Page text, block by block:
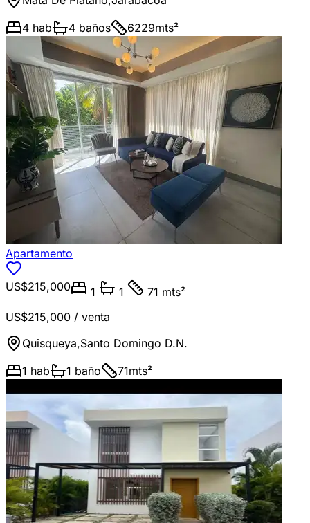
4 hab 4 baños 6229mts²
Apartamento
US$215,000 1 1
71 mts²
US$215,000 / venta
Quisqueya,Santo Domingo D.N.
1 hab 1 baño 71mts²